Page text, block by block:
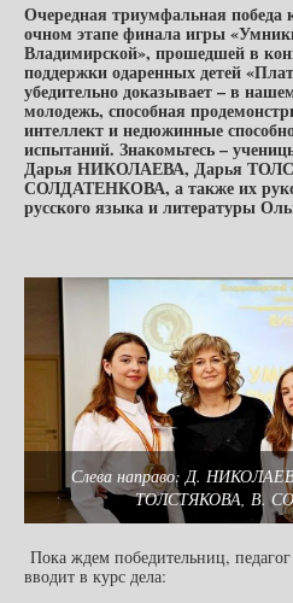
Очередная триумфальная
очном этапе финала игры
Владимирской», прошедшей в
поддержки одаренных детей
убедительно доказывает – в
молодежь, способная
интеллект и недюжинные
испытаний. Знакомьтесь –
Дарья НИКОЛАЕВА, Дарья
СОЛДАТЕНКОВА, а также их
русского языка и литературы
Слева направо: Д.
ТОЛСТЯКОВА, В.
Пока ждем победительниц,
вводит в курс дела: